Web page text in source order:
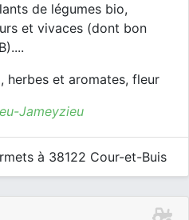
de légumes bio,
et vivaces (dont bon
herbes et aromates, fleur
Jameyzieu
à 38122 Cour-et-Buis